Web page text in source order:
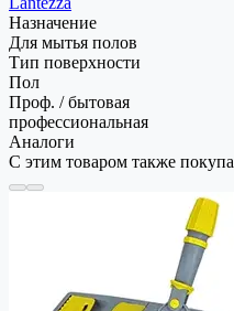
Назначение
Для мытья полов
Тип поверхности
Пол
Проф. / бытовая
профессиональная
Аналоги
С этим товаром также